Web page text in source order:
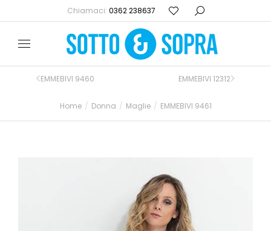
Chiamaci: 0362 238637
Home Donna Maglie EMMEBIVI 9461
EMMEBIVI 9460 EMMEBIVI 12312